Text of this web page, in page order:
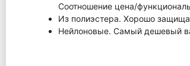
Соотношение цена/
Из полиэстера. Хорошо
Нейлоновые. Самый дешевый